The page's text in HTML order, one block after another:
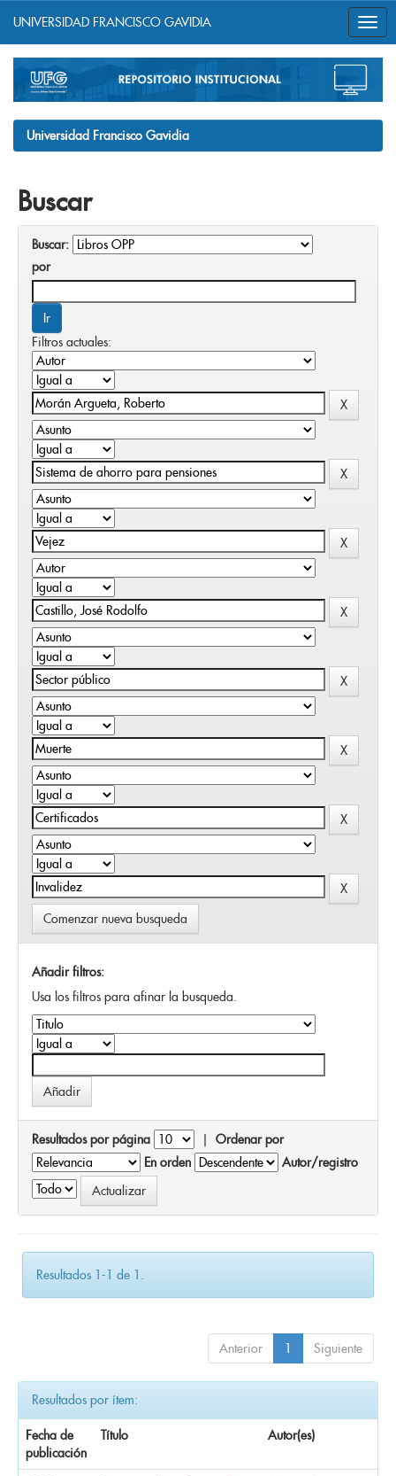
navigation
UNIVERSIDAD FRANCISCO GAVIDIA
Universidad Francisco Gavidia
Buscar
Buscar:
por
Filtros actuales:
Comenzar nueva busqueda
Añadir filtros:
Usa los filtros para afinar la busqueda.
Resultados por página | Ordenar por
En orden
Autor/registro
Resultados 1-1 de 1.
Anterior 1 Siguiente
Resultados por ítem:
Fecha de
publicación
Título Autor(es)